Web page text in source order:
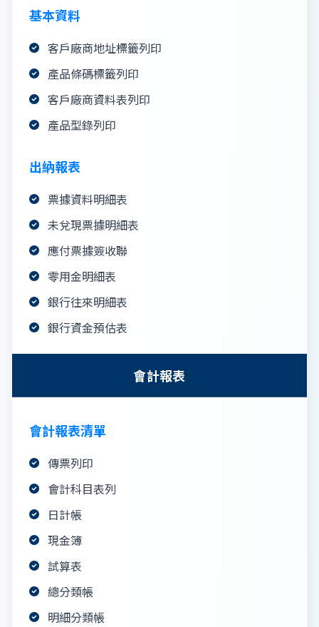
基本資料
客戶廠商地址標籤列印
產品條碼標籤列印
客戶廠商資料表列印
產品型錄列印
出納報表
票據資料明細表
未兌現票據明細表
應付票據簽收聯
零用金明細表
銀行往來明細表
銀行資金預估表
會計報表
會計報表清單
傳票列印
會計科目表列
日計帳
現金簿
試算表
總分類帳
明細分類帳